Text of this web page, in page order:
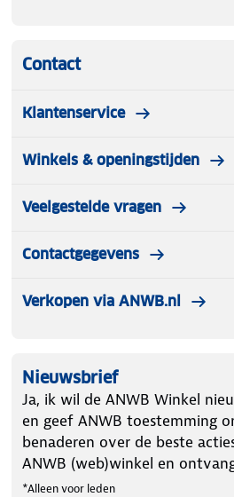
Contact
Klantenservice
Winkels & openingstijden
Veelgestelde vragen
Contactgegevens
Verkopen via ANWB.nl
Nieuwsbrief
Ja, ik wil de ANWB Winkel
en geef ANWB toestemming
benaderen over de beste
ANWB (web)winkel en
*Alleen voor leden